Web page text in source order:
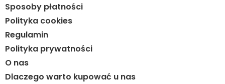
Sposoby płatności
Polityka cookies
Regulamin
Polityka prywatności
O nas
Dlaczego warto kupować u nas